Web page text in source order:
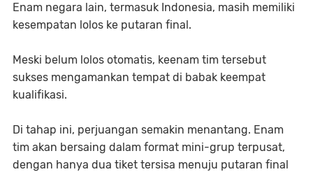
Enam negara lain, termasuk Indonesia, masih memiliki
kesempatan lolos ke putaran final.
Meski belum lolos otomatis, keenam tim tersebut
sukses mengamankan tempat di babak keempat
kualifikasi.
Di tahap ini, perjuangan semakin menantang. Enam
tim akan bersaing dalam format mini-grup terpusat,
dengan hanya dua tiket tersisa menuju putaran final